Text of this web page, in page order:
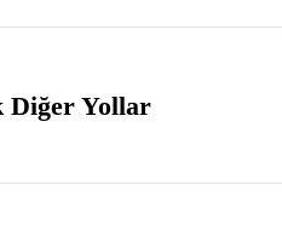
Diğer Yollar